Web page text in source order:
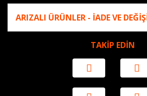
ARIZALI ÜRÜNLER - İADE VE
TAKİP EDİN